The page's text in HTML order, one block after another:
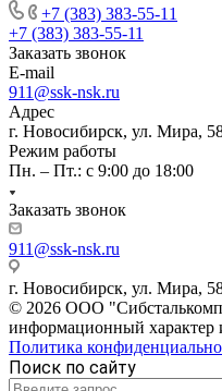
+7 (383) 383-55-11
+7 (383) 383-55-11
Заказать звонок
E-mail
911@ssk-nsk.ru
Адрес
г. Новосибирск, ул. Мира,
Режим работы
Пн. – Пт.: с 9:00 до 18:00
Заказать звонок
911@ssk-nsk.ru
г. Новосибирск, ул. Мира,
© 2026 ООО
информационный характер
Политика
Поиск по сайту